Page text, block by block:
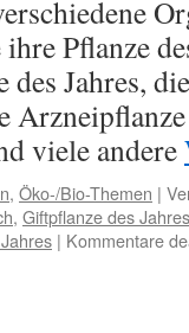
Pflanze
Jahres,
viele andere
, Öko-/Bio-Themen |
, Giftpflanze des Jahres
| Kommentare